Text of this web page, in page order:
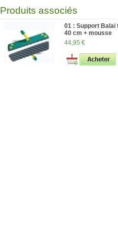
Produits associés
01 : Support Balai
40 cm + mousse
44,95 €